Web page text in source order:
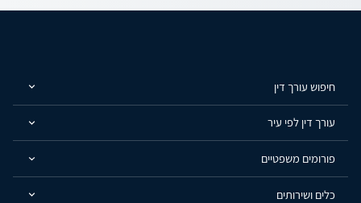
חיפוש עורך דין
עורך דין לפי עיר
פורומים משפטיים
כלים ושירותים